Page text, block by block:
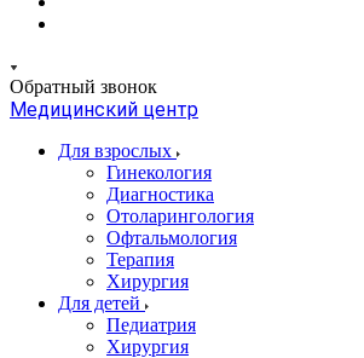
Обратный звонок
Медицинский центр
Для взрослых
Гинекология
Диагностика
Отоларингология
Офтальмология
Терапия
Хирургия
Для детей
Педиатрия
Хирургия